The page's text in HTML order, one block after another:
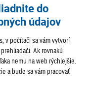
do
údajov
v počítači sa vám vytvorí
Ak rovnakú
nemu na web rýchlejšie.
a bude sa vám pracovať